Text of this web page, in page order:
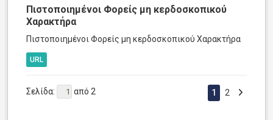
Πιστοποιημένοι Φορείς μη κερδοσκοπικού
Χαρακτήρα
Πιστοποιημένοι Φορείς μη κερδοσκοπικού Χαρακτήρα
URL
Σελίδα: από 2 1 2